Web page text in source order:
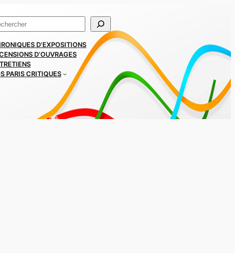
D’EXPOSITIONS
D’OUVRAGES
PARIS CRITIQUES